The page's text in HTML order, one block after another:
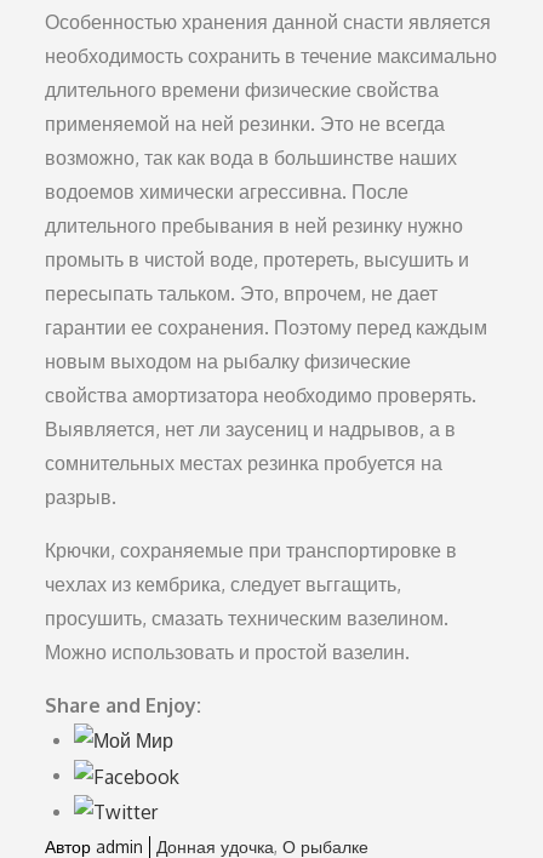
Особенностью хранения данной снасти является
необ­ходимость сохранить в течение максимально
длительного времени физические свойства
применяемой на ней резин­ки. Это не всегда
возможно, так как вода в большинстве на­ших
водоемов химически агрессивна. После
длительного пребывания в ней резинку нужно
промыть в чистой воде, протереть, высушить и
пересыпать тальком. Это, впрочем, не дает
гарантии ее сохранения. Поэтому перед каждым
но­вым выходом на рыбалку физические
свойства амортиза­тора необходимо проверять.
Выявляется, нет ли заусениц и надрывов, а в
сомнительных местах резинка пробуется на
разрыв.
Крючки, сохраняемые при транспортировке в
чехлах из кембрика, следует вьггащить,
просушить, смазать техни­ческим вазелином.
Можно использовать и простой вазелин.
Share and Enjoy:
Авторadmin Донная удочка О рыбалке